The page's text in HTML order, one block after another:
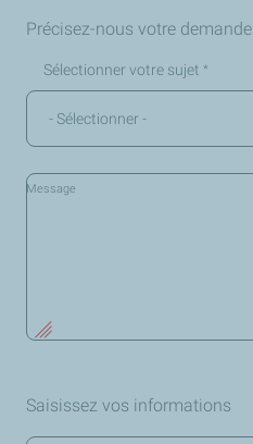
Précisez-nous votre demande
Sélectionner votre sujet *
Message
Saisissez vos informations